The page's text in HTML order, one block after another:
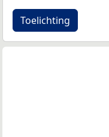
Toelichting